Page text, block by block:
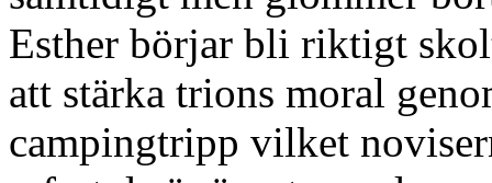
Esther börjar bli riktigt
att stärka trions moral
campingtripp vilket